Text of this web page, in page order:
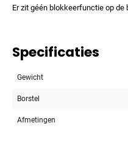
Er zit géén blokkeerfunctie op de
Specificaties
Gewicht
Borstel
Afmetingen